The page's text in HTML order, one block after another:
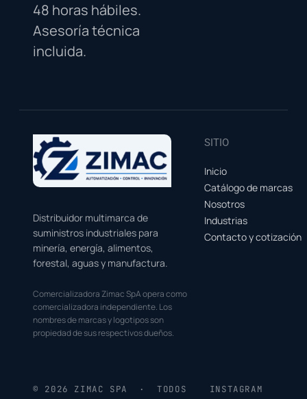
48 horas hábiles.
Asesoría técnica
incluida.
Distribuidor multimarca de
suministros industriales para
minería, energía, alimentos,
forestal, aguas y manufactura.
Comercializadora Zimac SpA opera como
comercializadora independiente. Los
nombres de marcas y logotipos son
propiedad de sus respectivos dueños.
SITIO
Inicio
Catálogo de marcas
Nosotros
Industrias
Contacto y cotización
© 2026 ZIMAC SPA · TODOS
INSTAGRAM